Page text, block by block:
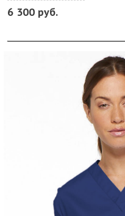
6 300 руб.